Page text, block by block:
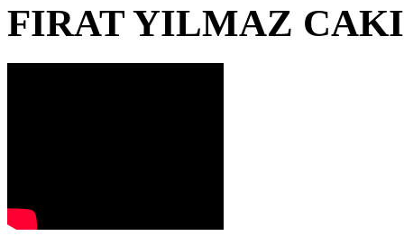
FIRAT YILMAZ